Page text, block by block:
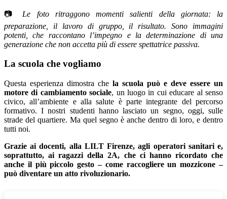
📷 Le foto ritraggono momenti salienti della giornata: la
preparazione, il lavoro di gruppo, il risultato. Sono immagini
potenti, che raccontano l’impegno e la determinazione di una
generazione che non accetta più di essere spettatrice passiva.
La scuola che vogliamo
Questa esperienza dimostra che la scuola può e deve essere un
motore di cambiamento sociale, un luogo in cui educare al senso
civico, all’ambiente e alla salute è parte integrante del percorso
formativo. I nostri studenti hanno lasciato un segno, oggi, sulle
strade del quartiere. Ma quel segno è anche dentro di loro, e dentro
tutti noi.
Grazie ai docenti, alla LILT Firenze, agli operatori sanitari e,
soprattutto, ai ragazzi della 2A, che ci hanno ricordato che
anche il più piccolo gesto – come raccogliere un mozzicone –
può diventare un atto rivoluzionario.